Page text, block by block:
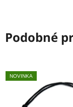
Podobné
NOVINKA